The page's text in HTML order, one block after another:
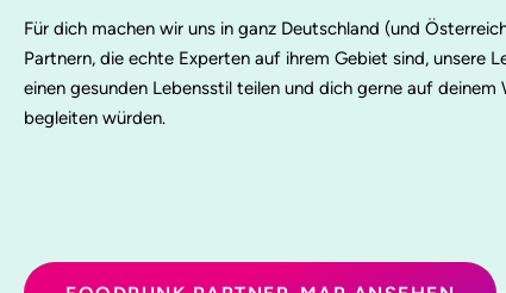
Für dich machen wir uns in ganz Deutschland (und
Partnern, die echte Experten auf ihrem Gebiet sind, unsere
einen gesunden Lebensstil teilen und dich gerne auf deinem
begleiten würden.